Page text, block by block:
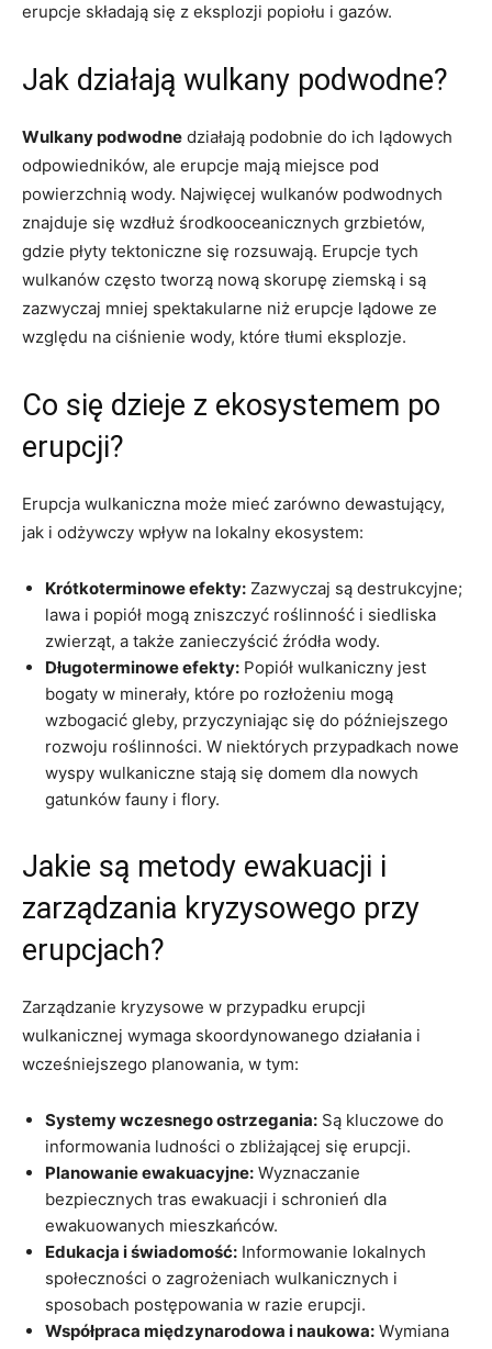
erupcje składają się z eksplozji popiołu i gazów.
Jak działają wulkany podwodne?
Wulkany podwodne działają podobnie do ich lądowych
odpowiedników, ale erupcje mają miejsce pod
powierzchnią wody. Najwięcej wulkanów podwodnych
znajduje się wzdłuż środkooceanicznych grzbietów,
gdzie płyty tektoniczne się rozsuwają. Erupcje tych
wulkanów często tworzą nową skorupę ziemską i są
zazwyczaj mniej spektakularne niż erupcje lądowe ze
względu na ciśnienie wody, które tłumi eksplozje.
Co się dzieje z ekosystemem po
erupcji?
Erupcja wulkaniczna może mieć zarówno dewastujący,
jak i odżywczy wpływ na lokalny ekosystem:
Krótkoterminowe efekty: Zazwyczaj są destrukcyjne;
lawa i popiół mogą zniszczyć roślinność i siedliska
zwierząt, a także zanieczyścić źródła wody.
Długoterminowe efekty: Popiół wulkaniczny jest
bogaty w minerały, które po rozłożeniu mogą
wzbogacić gleby, przyczyniając się do późniejszego
rozwoju roślinności. W niektórych przypadkach nowe
wyspy wulkaniczne stają się domem dla nowych
gatunków fauny i flory.
Jakie są metody ewakuacji i
zarządzania kryzysowego przy
erupcjach?
Zarządzanie kryzysowe w przypadku erupcji
wulkanicznej wymaga skoordynowanego działania i
wcześniejszego planowania, w tym:
Systemy wczesnego ostrzegania: Są kluczowe do
informowania ludności o zbliżającej się erupcji.
Planowanie ewakuacyjne: Wyznaczanie
bezpiecznych tras ewakuacji i schronień dla
ewakuowanych mieszkańców.
Edukacja i świadomość: Informowanie lokalnych
społeczności o zagrożeniach wulkanicznych i
sposobach postępowania w razie erupcji.
Współpraca międzynarodowa i naukowa: Wymiana